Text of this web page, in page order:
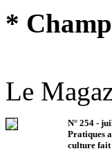
*
Le
N° 254 -
Pratiques
culture